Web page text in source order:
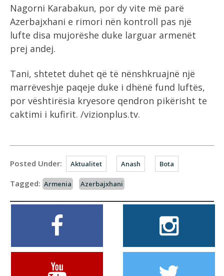
Nagorni Karabakun, por dy vite më parë
Azerbajxhani e rimori nën kontroll pas një
lufte disa mujorëshe duke larguar armenët
prej andej.
Tani, shtetet duhet që të nënshkruajnë një
marrëveshje paqeje duke i dhënë fund luftës,
por vështirësia kryesore qendron pikërisht te
caktimi i kufirit. /vizionplus.tv.
Posted Under: Aktualitet Anash Bota
Tagged: Armenia Azerbajxhani